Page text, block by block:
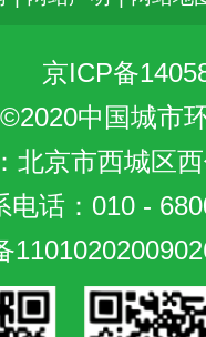
京ICP备
中国城市
北京市西城区
电话：010 -